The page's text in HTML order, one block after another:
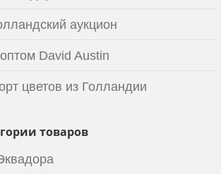
аукцион
David Austin
цветов из Голландии
товаров